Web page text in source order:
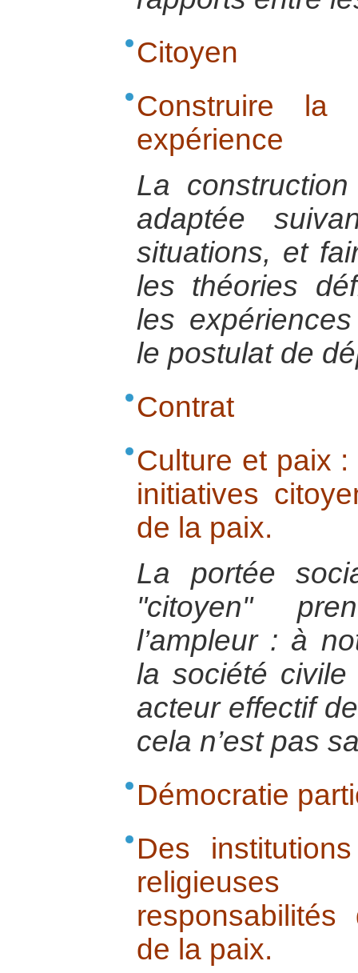
Citoyen
Construire
expérience
La
adaptée
situations, et
les théories
les
le postulat de
Contrat
Culture et paix
initiatives
de la paix.
La portée
"citoyen"
l’ampleur : à
la société
acteur effectif
cela n’est pas
Démocratie
Des
de la paix.